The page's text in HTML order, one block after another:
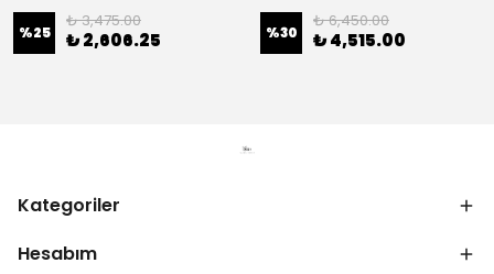
%25
₺ 3,475.00
₺ 2,606.25 %30
₺ 6,450.00
₺ 4,515.00
Kategoriler
Hesabım